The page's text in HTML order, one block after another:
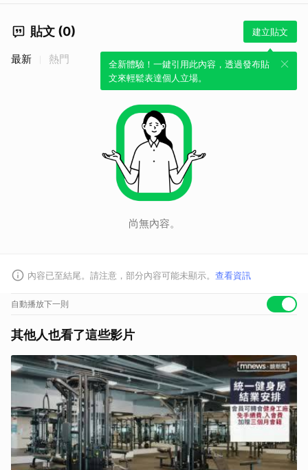
貼文 (0) 建立貼文
全新體驗！一鍵引用此內容，透過發布貼
文來輕鬆表達個人立場。
最新 熱門
尚無內容。
內容已至結尾。請注意，部分內容可能未顯示。 查看資訊
自動播放下一則
其他人也看了這些影片